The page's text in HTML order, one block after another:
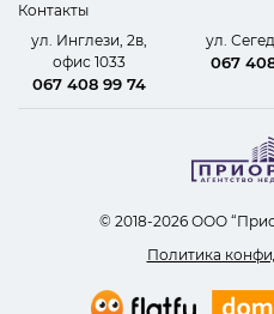
Контакты
ул. Инглези, 2в,
офис 1033
067 408 99 74
ул.
067
© 2018-2026 ООО
Политика